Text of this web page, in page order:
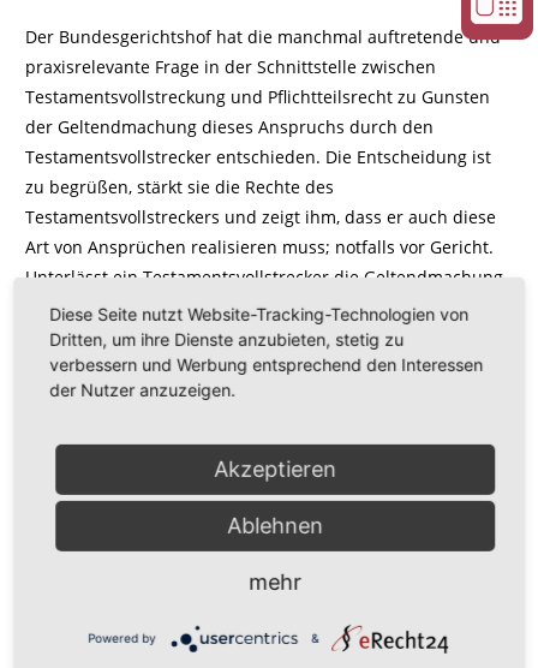
Der Bundesgerichtshof hat die manchmal auftretende und
praxisrelevante Frage in der Schnittstelle zwischen
Testamentsvollstreckung und Pflichtteilsrecht zu Gunsten
der Geltendmachung dieses Anspruchs durch den
Testamentsvollstrecker entschieden. Die Entscheidung ist
zu begrüßen, stärkt sie die Rechte des
Testamentsvollstreckers und zeigt ihm, dass er auch diese
Art von Ansprüchen realisieren muss; notfalls vor Gericht.
Unterlässt ein Testamentsvollstrecker die Geltendmachung
der Pflichtteilsansprüche zu Gunsten des Nachlasses, sieht
er sich einer entsprechenden Haftung auf Schadenersatz
ausgesetzt.
Testamentsvollstreckung (Abwicklung des Nachlasses,
Vermächtnisvollstreckung, Dauervollstreckung) wird sich
künftig der Aufgabenkreis „Geltendmachung von
Pflichtteilsansprüchen" etablieren, so dass der
eine Testamentsvollstreckung anordnen darf. Wie dies in
einem Testament genau ausformuliert sein muss, dabei
unterstützt Sie Ihr Obrigheimer Erbrechtsspezialist und
Diese Seite nutzt Website-Tracking-Technologien von
Dritten, um ihre Dienste anzubieten, stetig zu
verbessern und Werbung entsprechend den Interessen
der Nutzer anzuzeigen.
Akzeptieren
Ablehnen
mehr
Powered by &